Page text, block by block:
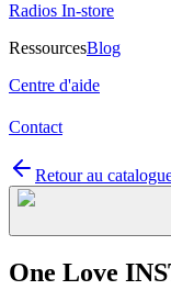
Radios In-store
RessourcesBlog
Centre d'aide
Contact
Retour au
One Love